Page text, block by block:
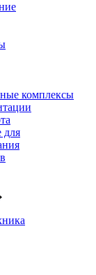
комплексы
для